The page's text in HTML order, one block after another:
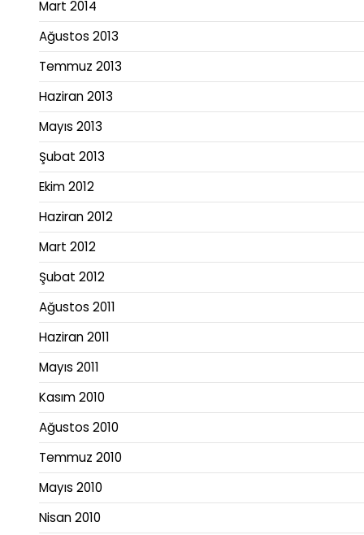
Mart 2014
Ağustos 2013
Temmuz 2013
Haziran 2013
Mayıs 2013
Şubat 2013
Ekim 2012
Haziran 2012
Mart 2012
Şubat 2012
Ağustos 2011
Haziran 2011
Mayıs 2011
Kasım 2010
Ağustos 2010
Temmuz 2010
Mayıs 2010
Nisan 2010